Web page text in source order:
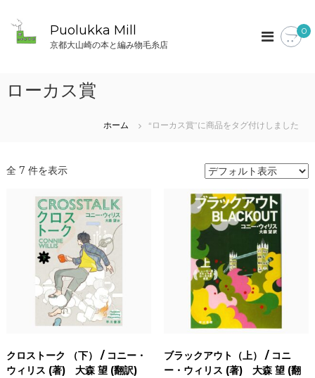
Puolukka Mill
京都大山崎の本と編み物毛糸店
0
ローカス賞
ホーム “ローカス賞”に商品をタグ付けしました
全 7 件を表示
クロストーク （下） / コニー・
ウィリス (著) 大森 望 (翻訳)
ブラックアウト（上） / コニ
ー・ウィリス (著) 大森 望 (翻